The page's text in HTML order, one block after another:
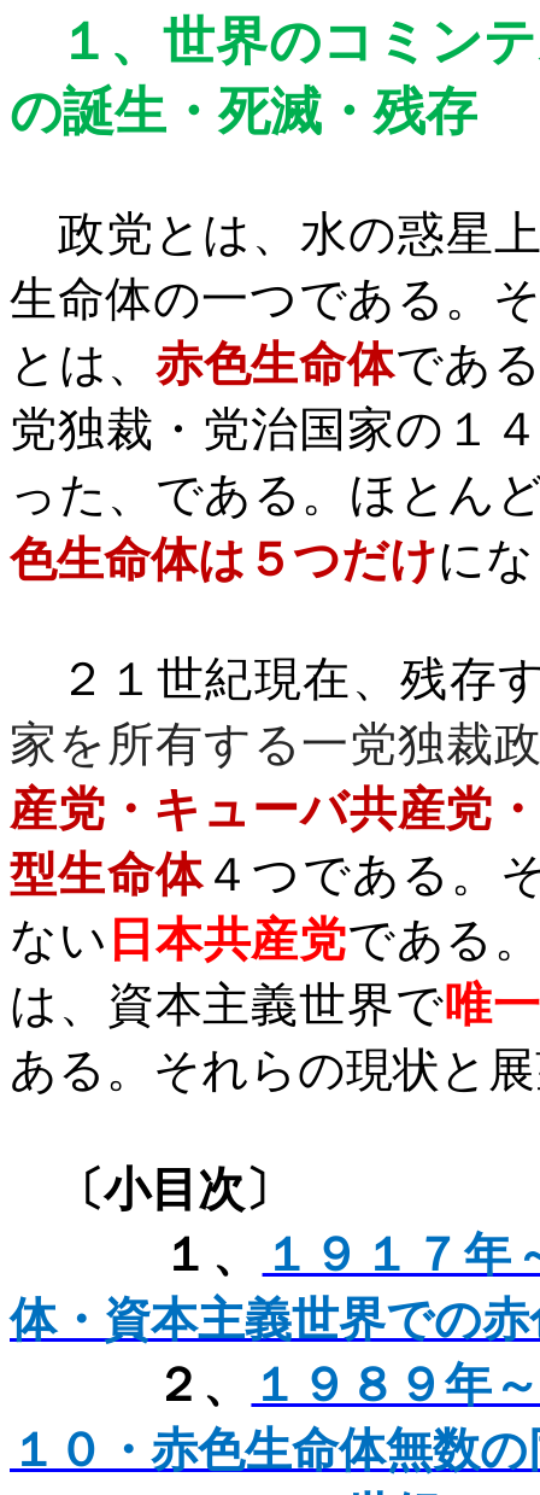
１、世界のコミン
の誕生・死滅 ・残存
政党とは、水の惑星
生命体の一つである。
とは、赤色生命体であ
党独裁・党治国家の１
った、である。ほとん
色生命体は５つだけに
２１世紀現在、残存
家を所有する一党独裁
産党・キューバ共産党
型生命体４つである。
ない 日本共産党である
は、資本主義世界で唯
ある。それらの現状と
〔小目次〕
１、
１９１７年
体・資本主義世界での
２、
１９８９年
１０・赤色生命体無数